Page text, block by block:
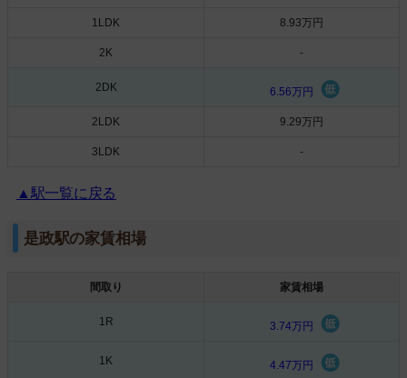
1LDK 8.93万円
2K -
2DK 6.56万円
2LDK 9.29万円
3LDK -
▲駅一覧に戻る
是政駅の家賃相場
間取り 家賃相場
1R 3.74万円
1K 4.47万円